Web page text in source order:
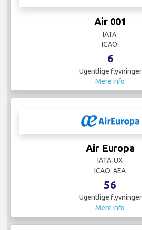
Air 001
IATA:
ICAO:
6
Ugentlige flyvninger
Mere info
Air Europa
IATA: UX
ICAO: AEA
56
Ugentlige flyvninger
Mere info